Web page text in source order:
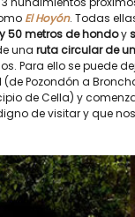
El Hoyón. Todas
50 metros de hondoy
una ruta circular de
Para ello se puede
(de Pozondón a
de Cella) y
de visitar y que